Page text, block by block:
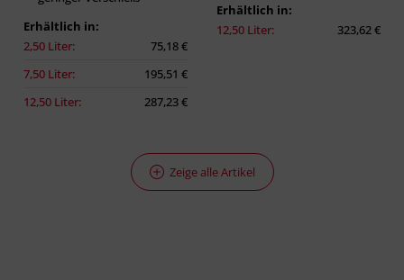
Erhältlich in:
2,50 Liter:
75,18 €
7,50 Liter:
195,51 €
12,50 Liter:
287,23 €
Erhältlich in:
12,50 Liter:
323,62 €
Zeige alle Artikel